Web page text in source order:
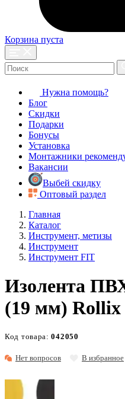
Корзина пуста
Нужна помощь?
Блог
Скидки
Подарки
Бонусы
Установка
Монтажники
Вакансии
Выбей скидку
Оптовый раздел
Главная
Каталог
Инструмент, метизы
Инструмент
Инструмент FIT
Изолента
(19 мм) Rollix
Нет вопросов В избранное
Код товара:042050